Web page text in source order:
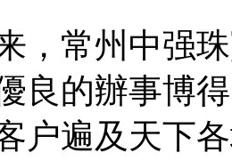
，常州中强
良的辦事博
户遍及天下